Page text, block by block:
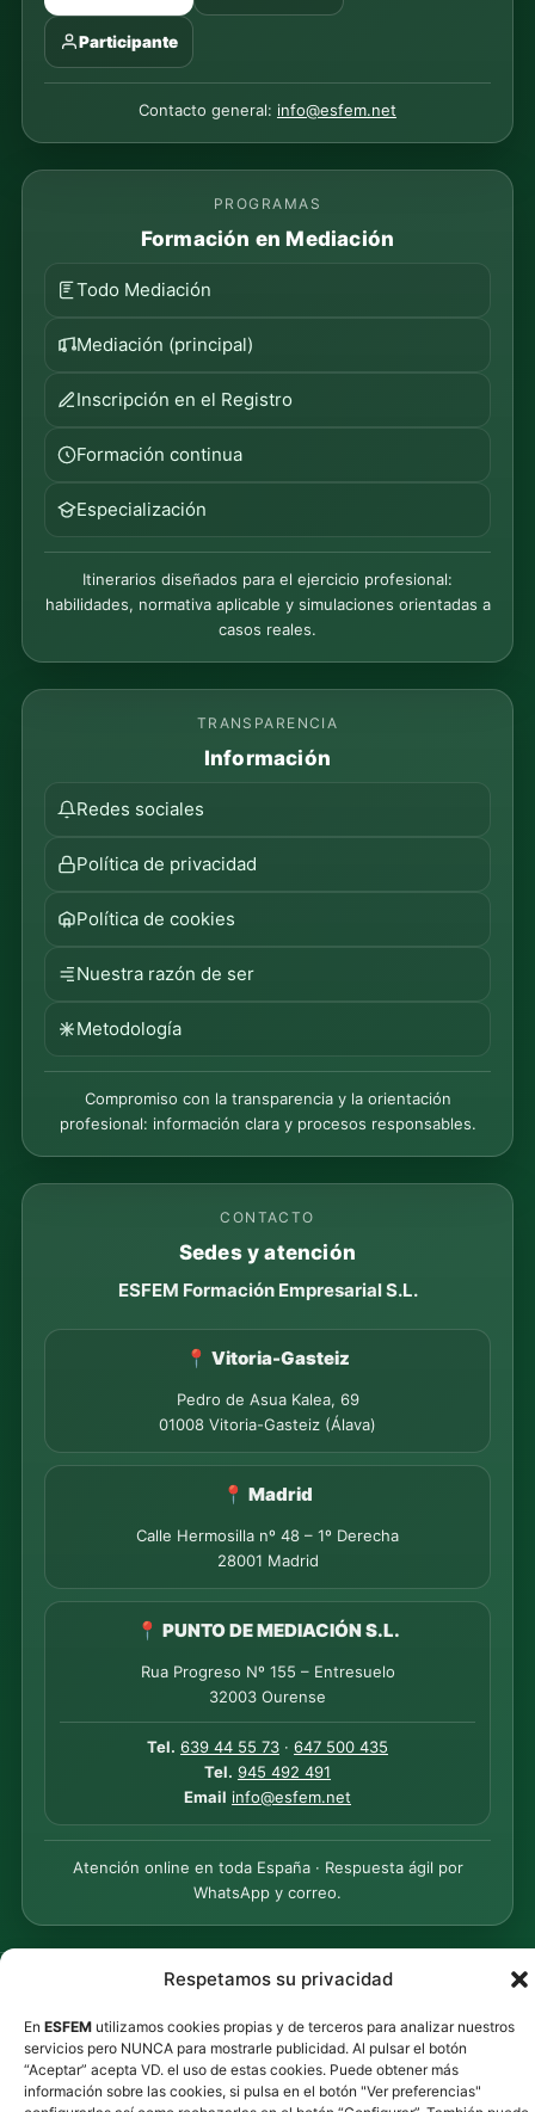
Respetamos su privacidad
En ESFEM utilizamos cookies propias y de terceros para analizar nuestros
servicios pero NUNCA para mostrarle publicidad. Al pulsar el botón
“Aceptar” acepta VD. el uso de estas cookies. Puede obtener más
información sobre las cookies, si pulsa en el botón "Ver preferencias"
Participante
Contacto general: info@esfem.net
PROGRAMAS
Formación en Mediación
Todo Mediación
Mediación (principal)
Inscripción en el Registro
Formación continua
Especialización
Itinerarios diseñados para el ejercicio profesional:
habilidades, normativa aplicable y simulaciones orientadas a
casos reales.
TRANSPARENCIA
Información
Redes sociales
Política de privacidad
Política de cookies
Nuestra razón de ser
Metodología
Compromiso con la transparencia y la orientación
profesional: información clara y procesos responsables.
CONTACTO
Sedes y atención
ESFEM Formación Empresarial S.L.
📍 Vitoria-Gasteiz
Pedro de Asua Kalea, 69
01008 Vitoria-Gasteiz (Álava)
📍 Madrid
Calle Hermosilla nº 48 – 1º Derecha
28001 Madrid
📍 PUNTO DE MEDIACIÓN S.L.
Rua Progreso Nº 155 – Entresuelo
32003 Ourense
Tel. 639 44 55 73 · 647 500 435
Tel. 945 492 491
Email info@esfem.net
Atención online en toda España · Respuesta ágil por
WhatsApp y correo.
ESFEM · Todos los derechos reservados.